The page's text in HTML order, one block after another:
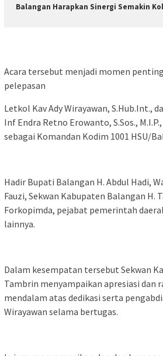
Balangan Harapkan Sinergi Semakin
Acara tersebut menjadi momen
pelepasan
Letkol Kav Ady Wirayawan, S.Hub.Int.,
Inf Endra Retno Erowanto, S.Sos.,
sebagai Komandan Kodim 1001 HSU/
Hadir Bupati Balangan H. Abdul Hadi,
Fauzi, Sekwan Kabupaten Balangan H.
Forkopimda, pejabat pemerintah
lainnya.
Dalam kesempatan tersebut Sekwan
Tambrin menyampaikan apresiasi dan
mendalam atas dedikasi serta
Wirayawan selama bertugas.